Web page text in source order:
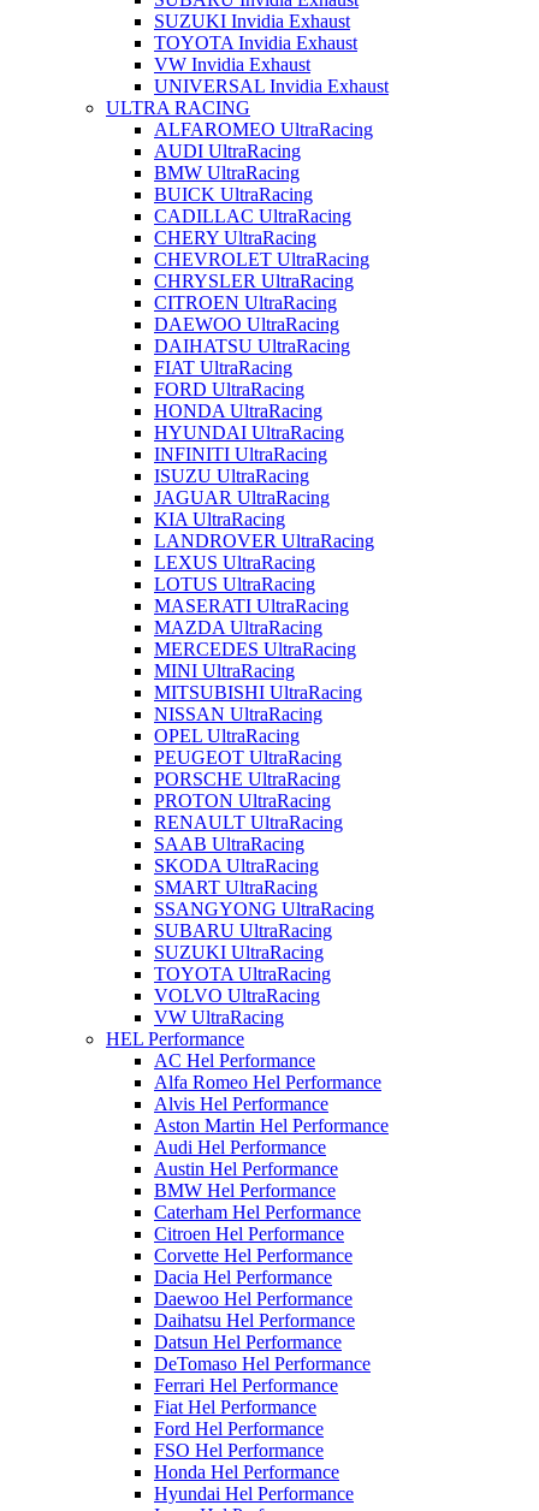
SUZUKI Invidia Exhaust
TOYOTA Invidia Exhaust
VW Invidia Exhaust
UNIVERSAL Invidia Exhaust
ULTRA RACING
ALFAROMEO UltraRacing
AUDI UltraRacing
BMW UltraRacing
BUICK UltraRacing
CADILLAC UltraRacing
CHERY UltraRacing
CHEVROLET UltraRacing
CHRYSLER UltraRacing
CITROEN UltraRacing
DAEWOO UltraRacing
DAIHATSU UltraRacing
FIAT UltraRacing
FORD UltraRacing
HONDA UltraRacing
HYUNDAI UltraRacing
INFINITI UltraRacing
ISUZU UltraRacing
JAGUAR UltraRacing
KIA UltraRacing
LANDROVER UltraRacing
LEXUS UltraRacing
LOTUS UltraRacing
MASERATI UltraRacing
MAZDA UltraRacing
MERCEDES UltraRacing
MINI UltraRacing
MITSUBISHI UltraRacing
NISSAN UltraRacing
OPEL UltraRacing
PEUGEOT UltraRacing
PORSCHE UltraRacing
PROTON UltraRacing
RENAULT UltraRacing
SAAB UltraRacing
SKODA UltraRacing
SMART UltraRacing
SSANGYONG UltraRacing
SUBARU UltraRacing
SUZUKI UltraRacing
TOYOTA UltraRacing
VOLVO UltraRacing
VW UltraRacing
HEL Performance
AC Hel Performance
Alfa Romeo Hel Performance
Alvis Hel Performance
Aston Martin Hel Performance
Audi Hel Performance
Austin Hel Performance
BMW Hel Performance
Caterham Hel Performance
Citroen Hel Performance
Corvette Hel Performance
Dacia Hel Performance
Daewoo Hel Performance
Daihatsu Hel Performance
Datsun Hel Performance
DeTomaso Hel Performance
Ferrari Hel Performance
Fiat Hel Performance
Ford Hel Performance
FSO Hel Performance
Honda Hel Performance
Hyundai Hel Performance